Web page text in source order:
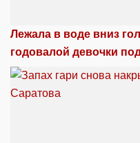
Лежала в воде вниз
годовалой девочки